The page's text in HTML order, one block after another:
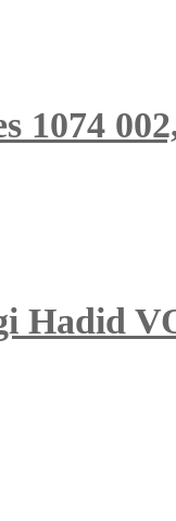
1074
Hadid